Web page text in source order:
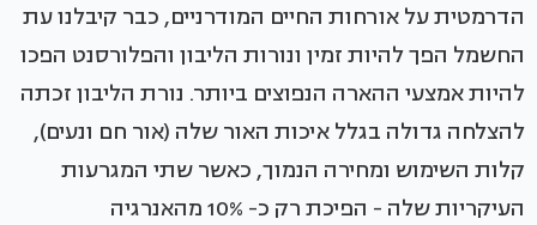
הדרמטית על אורחות החיים המודרניים, כבר קיבלנו עת
החשמל הפך להיות זמין ונורות הליבון והפלורסנט הפכו
להיות אמצעי ההארה הנפוצים ביותר. נורת הליבון זכתה
להצלחה גדולה בגלל איכות האור שלה (אור חם ונעים),
קלות השימוש ומחירה הנמוך, כאשר שתי המגרעות
העיקריות שלה - הפיכת רק כ- 10% מהאנרגיה